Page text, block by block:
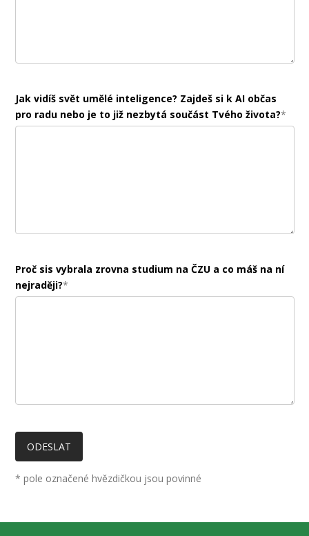
Jak vidíš svět umělé inteligence? Zajdeš si k AI občas
pro radu nebo je to již nezbytá součást Tvého života?*
Proč sis vybrala zrovna studium na ČZU a co máš na ní
nejraději?*
* pole označené hvězdičkou jsou povinné